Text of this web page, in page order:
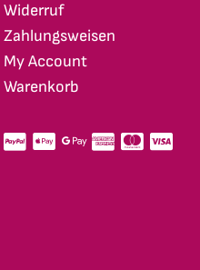
Widerruf
Zahlungsweisen
My Account
Warenkorb